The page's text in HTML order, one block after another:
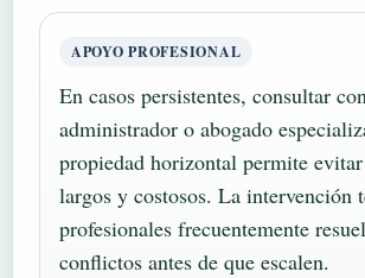
APOYO PROFESIONAL
En casos persistentes, consultar
administrador o abogado
propiedad horizontal permite
largos y costosos. La intervención
profesionales frecuentemente
conflictos antes de que escalen.